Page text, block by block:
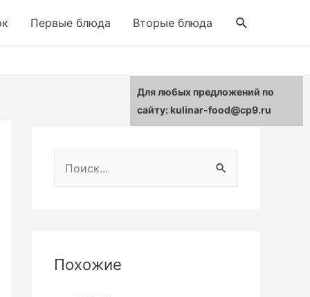
Первые блюда Вторые блюда Поиск
:Похожие
Для любых предложений по
сайту: kulinar-food@cp9.ru